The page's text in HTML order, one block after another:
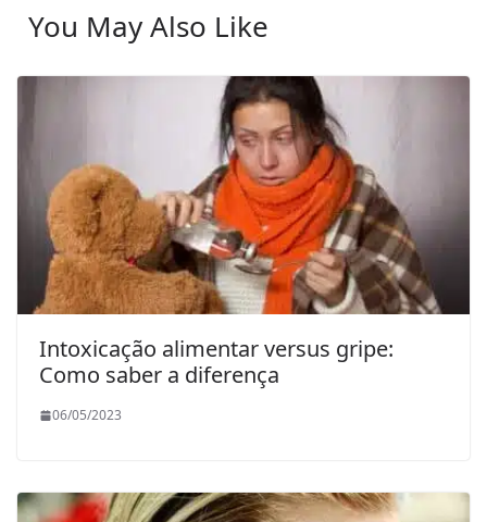
You May Also Like
Intoxicação alimentar versus gripe:
Como saber a diferença
06/05/2023